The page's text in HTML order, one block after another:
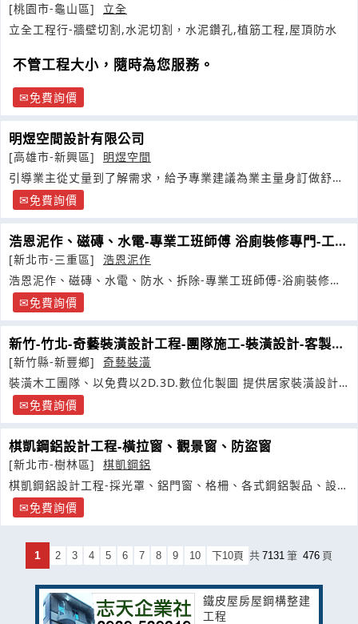
[桃園市-龜山區]
立全
立全工程行-牆壁切割,水泥切割，水泥鑽孔,植筋工程,屋頂防水
不管工程大小，隨時為您服務。
免費詢價
明煜空間設計有限公司
[高雄市-新興區]
明煜空間
引導業主從丈量到了解需求，給予專業建議為業主量身訂做舒適
空間，免費詢價
浩恩泥作、磁磚、水電-專業工班師傅 浴廁裝修專門-工程
承包-代客施工
[新北市-三重區]
浩恩泥作
浩恩泥作、磁磚、水電、防水、拆除-專業工班師傅-浴廁裝修專
門- 免費詢價
新竹-竹北-奇藝裝潢設計工程-團隊施工-裝潢設計-客製化
天花板
[新竹縣-新豐鄉]
奇藝裝潢
裝潢木工團隊、以免費以2D.3D.數位化製圖 提供居家裝潢設計
的了解讓你有完善品質和服務
免費詢價
棋凱鋼鋁設計工程-橫拉窗、觀景窗、防盜窗
[新北市-樹林區]
棋凱鋼鋁
棋凱鋼鋁設計工程-採光罩、鋁門窗、格柵、各式鋼鋁製品、設計
規劃施工
免費詢價
1 2 3 4 5 6 7 8 9 10 下10頁 共 7131 筆 476 頁
鐵皮屋房屋鋼構整建
工程